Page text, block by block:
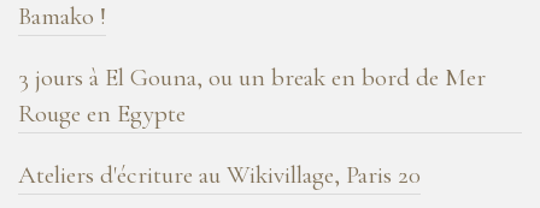
Bamako !
3 jours à El Gouna, ou un break en bord de Mer
Rouge en Egypte
Ateliers d'écriture au Wikivillage, Paris 20